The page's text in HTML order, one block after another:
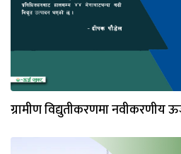
ग्रामीण विद्युतीकरणमा नवीकरणीय